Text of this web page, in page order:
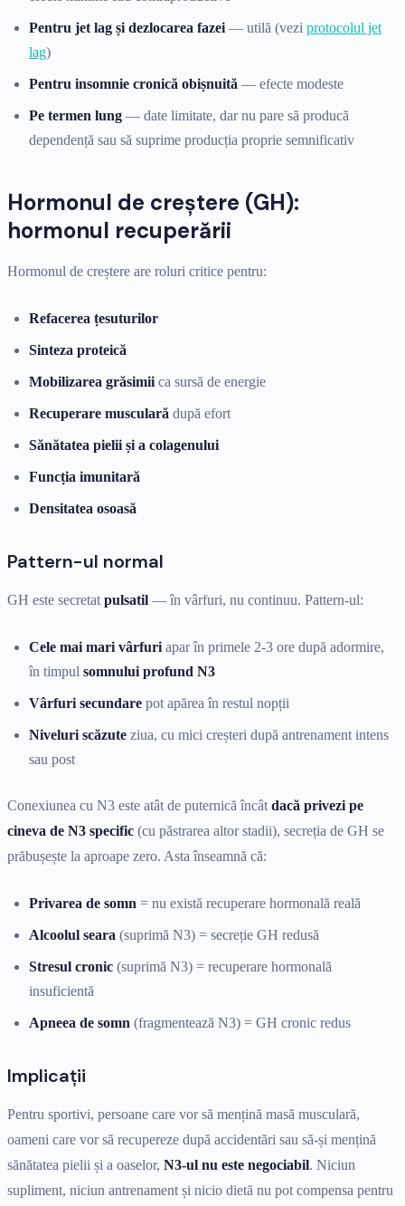
Pentru jet lag și dezlocarea fazei — utilă (vezi protocolul jet
lag)
Pentru insomnie cronică obișnuită — efecte modeste
Pe termen lung — date limitate, dar nu pare să producă
dependență sau să suprime producția proprie semnificativ
Hormonul de creștere (GH):
hormonul recuperării
Hormonul de creștere are roluri critice pentru:
Refacerea țesuturilor
Sinteza proteică
Mobilizarea grăsimii ca sursă de energie
Recuperare musculară după efort
Sănătatea pielii și a colagenului
Funcția imunitară
Densitatea osoasă
Pattern-ul normal
GH este secretat pulsatil — în vârfuri, nu continuu. Pattern-ul:
Cele mai mari vârfuri apar în primele 2-3 ore după adormire,
în timpul somnului profund N3
Vârfuri secundare pot apărea în restul nopții
Niveluri scăzute ziua, cu mici creșteri după antrenament intens
sau post
Conexiunea cu N3 este atât de puternică încât dacă privezi pe
cineva de N3 specific (cu păstrarea altor stadii), secreția de GH se
prăbușește la aproape zero. Asta înseamnă că:
Privarea de somn = nu există recuperare hormonală reală
Alcoolul seara (suprimă N3) = secreție GH redusă
Stresul cronic (suprimă N3) = recuperare hormonală
insuficientă
Apneea de somn (fragmentează N3) = GH cronic redus
Implicații
Pentru sportivi, persoane care vor să mențină masă musculară,
oameni care vor să recupereze după accidentări sau să-și mențină
sănătatea pielii și a oaselor, N3-ul nu este negociabil. Niciun
supliment, niciun antrenament și nicio dietă nu pot compensa pentru